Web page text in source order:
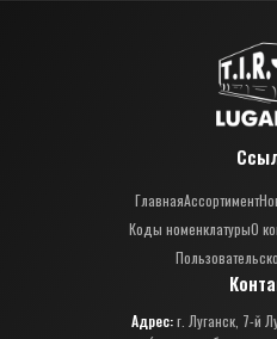
ГлавнаяАссортимент
Коды номенклатурыО
Адрес:г. Луганск, 7-й